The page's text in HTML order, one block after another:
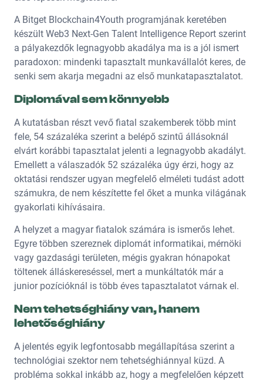
A Bitget Blockchain4Youth programjának keretében
készült Web3 Next-Gen Talent Intelligence Report szerint
a pályakezdők legnagyobb akadálya ma is a jól ismert
paradoxon: mindenki tapasztalt munkavállalót keres, de
senki sem akarja megadni az első munkatapasztalatot.
Diplomával sem könnyebb
A kutatásban részt vevő fiatal szakemberek több mint
fele, 54 százaléka szerint a belépő szintű állásoknál
elvárt korábbi tapasztalat jelenti a legnagyobb akadályt.
Emellett a válaszadók 52 százaléka úgy érzi, hogy az
oktatási rendszer ugyan megfelelő elméleti tudást adott
számukra, de nem készítette fel őket a munka világának
gyakorlati kihívásaira.
A helyzet a magyar fiatalok számára is ismerős lehet.
Egyre többen szereznek diplomát informatikai, mérnöki
vagy gazdasági területen, mégis gyakran hónapokat
töltenek álláskereséssel, mert a munkáltatók már a
junior pozícióknál is több éves tapasztalatot várnak el.
Nem tehetséghiány van, hanem
lehetőséghiány
A jelentés egyik legfontosabb megállapítása szerint a
technológiai szektor nem tehetséghiánnyal küzd. A
probléma sokkal inkább az, hogy a megfelelően képzett